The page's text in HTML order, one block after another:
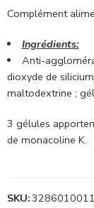
Complément
Ingrédients:
Anti-
dioxyde de
maltodextrine ;
3 gélules
de monacoline K.
SKU: